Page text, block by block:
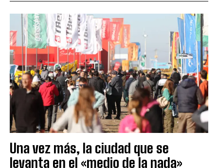
Una vez más, la ciudad que se
levanta en el «medio de la nada»